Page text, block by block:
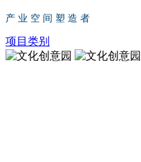
产 业 空 间 塑 造 者
项目类别